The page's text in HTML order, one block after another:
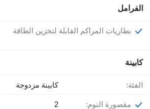
الفرامل
بطاريات المراكم القابلة لتخزين الطاقة
كابينة
الفئة: كابينة مزدوجة
مقصورة النوم: 2